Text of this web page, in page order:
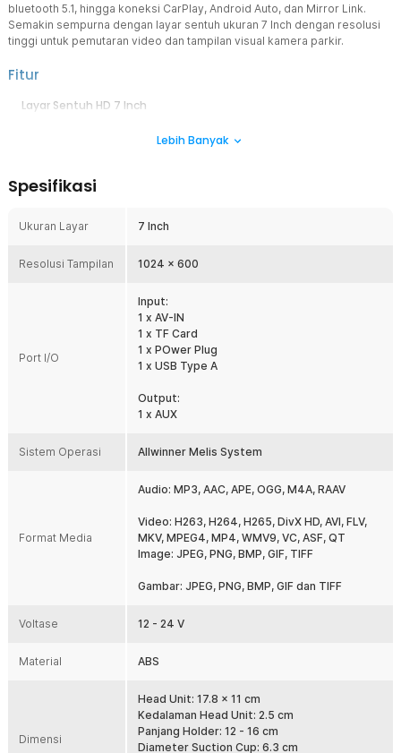
bluetooth 5.1, hingga koneksi CarPlay, Android Auto, dan Mirror Link.
Semakin sempurna dengan layar sentuh ukuran 7 Inch dengan resolusi
tinggi untuk pemutaran video dan tampilan visual kamera parkir.
Fitur
Layar Sentuh HD 7 Inch
x 600 yang menghasilkan tampilan jernih dan tajam. Ukuran layar
respons cepat saat digunakan.
Bluetooth 5.1 memberikan koneksi yang lebih cepat dan stabil
handsfree maupun memutar musik langsung dari smartphone tanpa
Hubungkan Smartphone ke Layar
Mendukung koneksi Wireless CarPlay, Wireless Android Auto, dan
Mirror Link sehingga Anda dapat menghubungkan smartphone
tanpa kabel. Navigasi, panggilan telepon, pesan, hingga aplikasi
karena tetap fokus pada jalan.
Mendukung input kamera mundur melalui konektor AV-IN. Saat tuas
mundur diaktifkan dan kamera terpasang, layar otomatis
menjadi lebih mudah dan aman. Kamera belakang dijual terpisah
Dudukan Adjustable
Bracket teleskopik pada head unit dapat dipanjangkan serta diputar
posisi pengemudi. Dudukan suction cup berbahan silikon menjaga
pembongkaran dashboard.
Menggunakan daya dari socket pemantik rokok (cigarette lighter)
hingga 24 V, cocok digunakan pada mobil pribadi, SUV, MPV, pick-
up, hingga truk ringan. Tidak perlu melakukan modifikasi kelistrikan
Lebih Banyak
Spesifikasi
Ukuran Layar 7 Inch
Resolusi Tampilan 1024 x 600
Port I/O
Input:
1 x AV-IN
1 x TF Card
1 x POwer Plug
1 x USB Type A
Output:
1 x AUX
Sistem Operasi Allwinner Melis System
Format Media
Audio: MP3, AAC, APE, OGG, M4A, RAAV
Video: H263, H264, H265, DivX HD, AVI, FLV,
MKV, MPEG4, MP4, WMV9, VC, ASF, QT
Image: JPEG, PNG, BMP, GIF, TIFF
Gambar: JPEG, PNG, BMP, GIF dan TIFF
Voltase 12 - 24 V
Material ABS
Dimensi
Head Unit: 17.8 x 11 cm
Kedalaman Head Unit: 2.5 cm
Panjang Holder: 12 - 16 cm
Diameter Suction Cup: 6.3 cm